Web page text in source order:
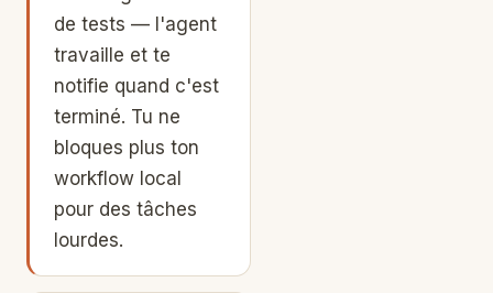
de tests — l'agent
travaille et te
notifie quand c'est
terminé. Tu ne
bloques plus ton
workflow local
pour des tâches
lourdes.